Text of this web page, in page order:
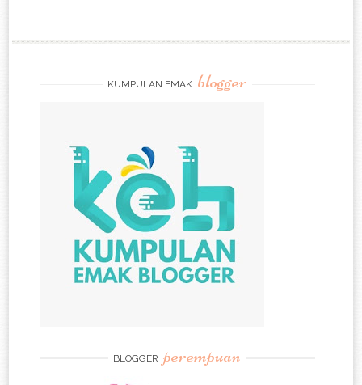
KUMPULAN EMAK blogger
BLOGGER perempuan